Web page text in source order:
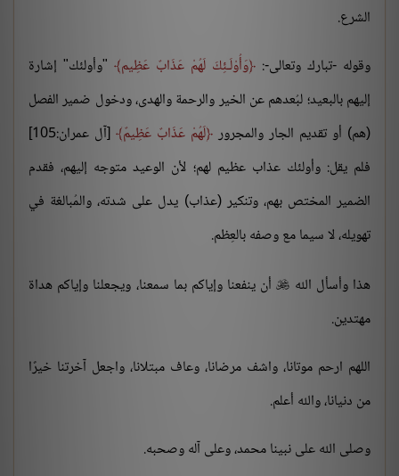
الشرع.
وقوله -تبارك وتعالى-: وَأُوْلَـئِكَ لَهُمْ عَذَابٌ عَظِيم
"وأولئك" إشارة
إليهم بالبعيد؛ لبُعدهم عن الخير والرحمة والهدى، ودخول ضمير الفصل
(هم) أو تقديم الجار والمجرور لَهُمْ عَذَابٌ عَظِيمٌ
[آل عمران:105]
فلم يقل: وأولئك عذاب عظيم لهم؛ لأن الوعيد متوجه إليهم، فقدم
الضمير المختص بهم، وتنكير (عذاب) يدل على شدته، والمُبالغة في
تهويله، لا سيما مع وصفه بالعِظم.
هذا وأسأل الله أن ينفعنا وإياكم بما سمعنا، ويجعلنا وإياكم هداة
مهتدين.
اللهم ارحم موتانا، واشف مرضانا، وعاف مبتلانا، واجعل آخرتنا خيرًا
من دنيانا، والله أعلم.
وصلى الله على نبينا محمد، وعلى آله وصحبه.